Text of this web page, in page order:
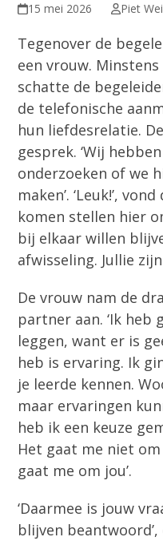
15 mei 2026 Piet
Tegenover de
een vrouw.
schatte de
de telefonische
hun liefdesrelatie.
gesprek. ‘Wij
onderzoeken of we
maken’. ‘Leuk!’,
komen stellen hier
bij elkaar willen
afwisseling. Jullie
De vrouw nam de
partner aan. ‘Ik
leggen, want er is
heb is ervaring. Ik
je leerde kennen.
maar ervaringen
heb ik een keuze
Het gaat me niet
gaat me om jou’.
‘Daarmee is jouw
blijven